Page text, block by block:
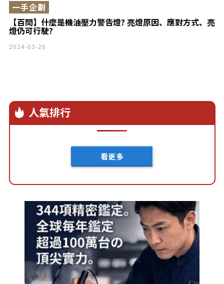
【百問】什麼是機油壓力警告燈? 亮燈原因、應對方式、亮
燈仍可行駛?
一手企劃
2024-03-26
人氣排行
看更多